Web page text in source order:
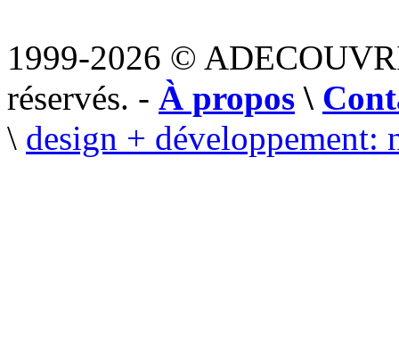
1999-2026 ©
réservés. - À propos \
\ design + développement: